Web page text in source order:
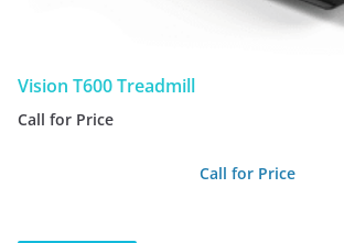
Vision T600 Treadmill
Call for Price
Call for Price